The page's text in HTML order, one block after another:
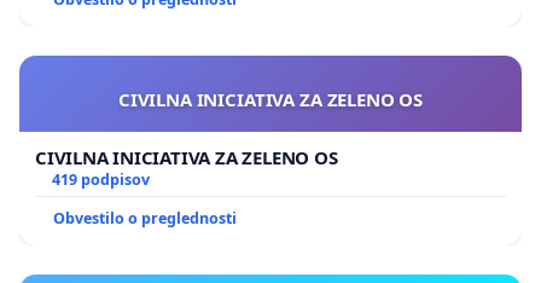
CIVILNA INICIATIVA ZA ZELENO OS
CIVILNA INICIATIVA ZA ZELENO OS
419 podpisov
Obvestilo o preglednosti